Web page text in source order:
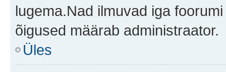
lugema.Nad ilmuvad iga
õigused määrab administraator.
Üles